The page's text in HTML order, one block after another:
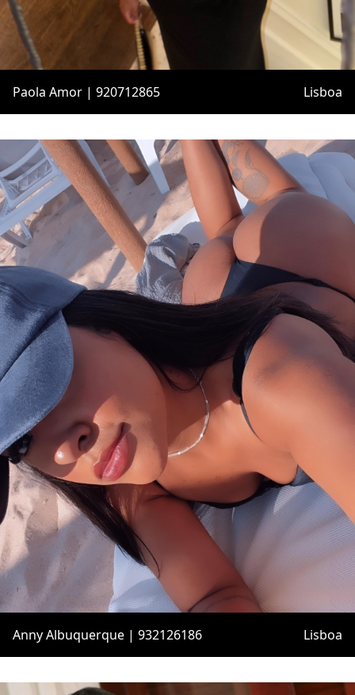
Paola Amor | 920712865 Lisboa
Anny Albuquerque | 932126186 Lisboa